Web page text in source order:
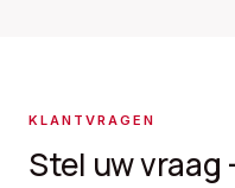
KLANTVRAGEN
Stel uw